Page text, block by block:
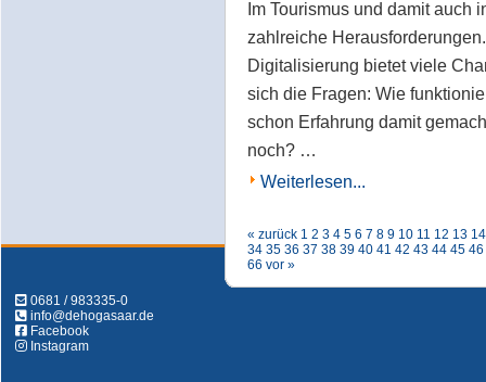
Im Tourismus und damit auch
zahlreiche
Digitalisierung bietet viele
sich die Fragen: Wie
schon Erfahrung damit
noch? …
Weiterlesen...
« zurück 1 2 3 4 5 6 7 8 9 10 11 12 13 14
34 35 36 37 38 39 40 41 42 43 44 45 46
66 vor »
0681 / 983335-0
info@dehogasaar.de
Facebook
Instagram